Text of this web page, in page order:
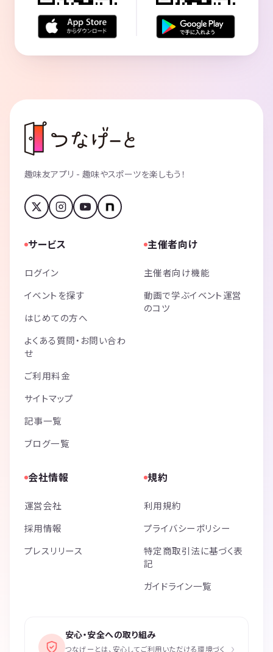
趣味友アプリ - 趣味やスポーツを楽しもう！
サービス
ログイン
イベントを探す
はじめての方へ
よくある質問・お問い合わ
せ
ご利用料金
サイトマップ
記事一覧
ブログ一覧
主催者向け
主催者向け機能
動画で学ぶイベント運営
のコツ
会社情報
運営会社
採用情報
プレスリリース
規約
利用規約
プライバシーポリシー
特定商取引法に基づく表
記
ガイドライン一覧
安心・安全への取り組み
つなげーとは、安心してご利用いただける環境づく ›